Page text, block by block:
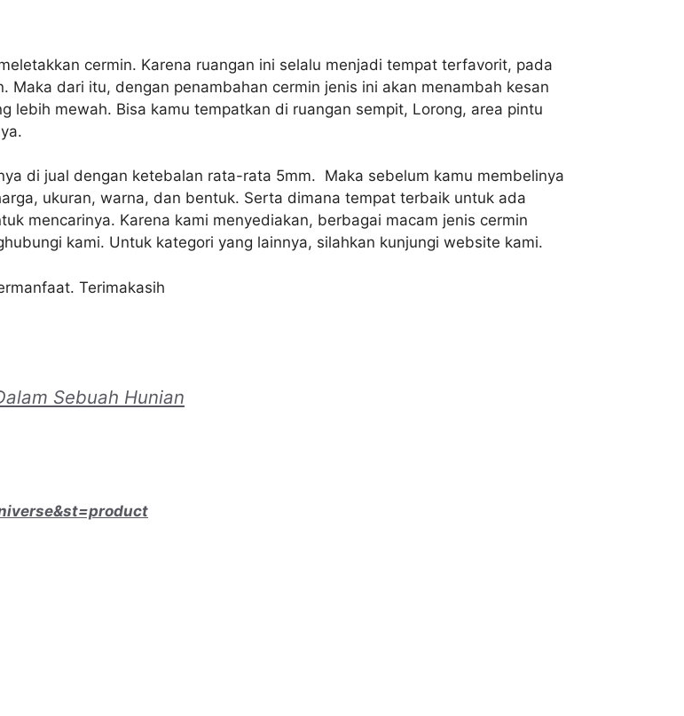
cermin. Karena ruangan ini selalu menjadi tempat terfavorit, pada
Maka dari itu, dengan penambahan cermin jenis ini akan menambah kesan
lebih mewah. Bisa kamu tempatkan di ruangan sempit, Lorong, area pintu
di jual dengan ketebalan rata-rata 5mm. Maka sebelum kamu membelinya
ukuran, warna, dan bentuk. Serta dimana tempat terbaik untuk ada
mencarinya. Karena kami menyediakan, berbagai macam jenis cermin
kami. Untuk kategori yang lainnya, silahkan kunjungi website kami.
Terimakasih
Sebuah Hunian